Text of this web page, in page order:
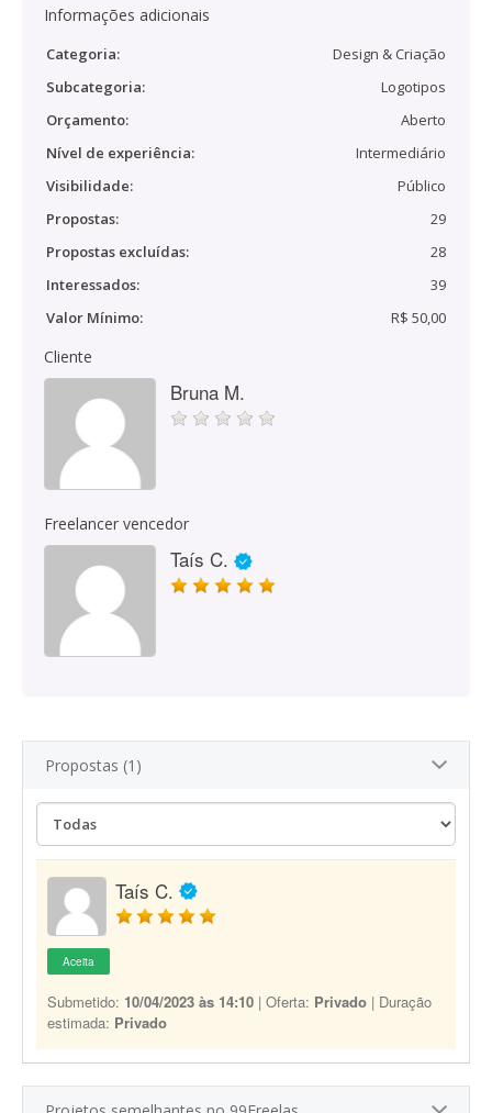
Informações adicionais
Categoria:
Design & Criação
Subcategoria:
Logotipos
Orçamento:
Aberto
Nível de experiência:
Intermediário
Visibilidade:
Público
Propostas:
29
Propostas excluídas:
28
Interessados:
39
Valor Mínimo:
R$ 50,00
Cliente
Bruna M.
Freelancer vencedor
Taís C.
Propostas (1)
Taís C.
Aceita
Submetido: 10/04/2023 às 14:10 | Oferta: Privado | Duração
estimada: Privado